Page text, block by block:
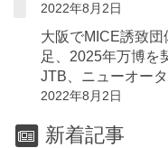
2022年8月2日
大阪でMICE誘致団
足、2025年万博を
JTB、ニューオー
2022年8月2日
新着記事